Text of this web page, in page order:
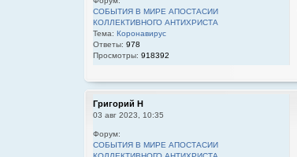
СОБЫТИЯ В МИРЕ АПОСТАСИИ
КОЛЛЕКТИВНОГО АНТИХРИСТА
Тема: Коронавирус
Ответы: 978
Просмотры: 918392
Григорий Н
03 авг 2023, 10:35
Форум:
СОБЫТИЯ В МИРЕ АПОСТАСИИ